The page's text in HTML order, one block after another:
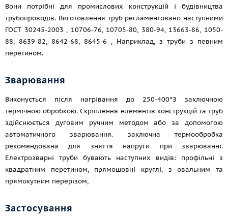
Вони потрібні для промислових конструкцій і будівництва
трубопроводів. Виготовлення труб регламентовано наступними
ГОСТ 30245-2003 , 10706-76, 10705-80, 380-94, 13663-86, 1050-
88, 8639-82, 8642-68, 8645-6 , Наприклад, з труби з певним
перетином.
Зварювання
Виконується після нагрівання до 250-400°З заключною
термічною обробкою. Скріплення елементів конструкцій та труб
здійснюється дуговим ручним методом або за допомогою
автоматичного зварювання. заключна термообробка
рекомендована для зняття напруги при зварюванні.
Електрозварні труби бувають наступних видів: профільні з
квадратним перетином, прямошовні круглі, з овальним та
прямокутним перерізом,
Застосування